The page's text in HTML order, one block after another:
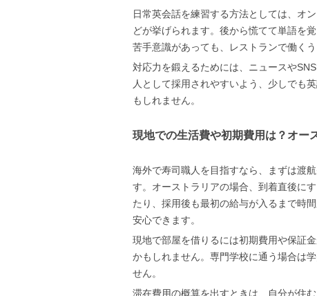
日常英会話を練習する方法としては、オ
どが挙げられます。後から慌てて単語を
苦手意識があっても、レストランで働く
対応力を鍛えるためには、ニュースや
人として採用されやすいよう、少しでも
もしれません。
現地での生活費や初期費用は？オー
海外で寿司職人を目指すなら、まずは渡
す。オーストラリアの場合、到着直後に
たり、採用後も最初の給与が入るまで時
安心できます。
現地で部屋を借りるには初期費用や保証
かもしれません。専門学校に通う場合は
せん。
滞在費用の概算を出すときは、自分が住